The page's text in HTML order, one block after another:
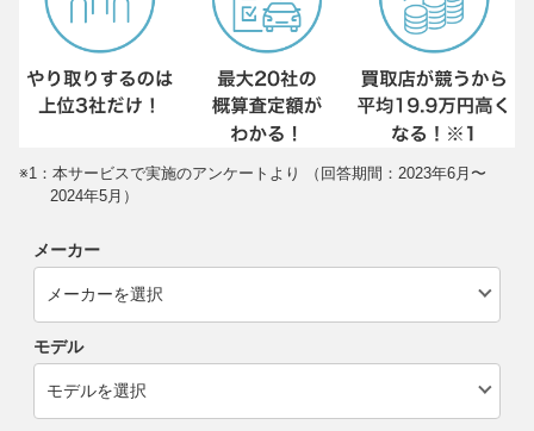
※1：本サービスで実施のアンケートより （回答期間：2023年6月〜
2024年5月）
メーカー
モデル